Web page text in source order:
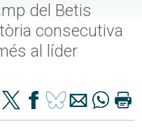
del Betis
consecutiva
al líder